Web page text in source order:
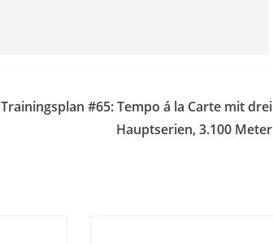
Trainingsplan #65: Tempo á la Carte mit drei
Hauptserien, 3.100 Meter